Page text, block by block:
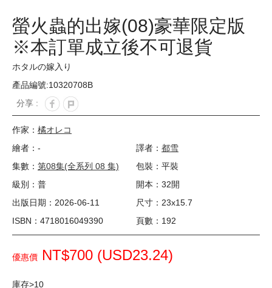
螢火蟲的出嫁(08)豪華限定版
※本訂單成立後不可退貨
ホタルの嫁入り
產品編號:10320708B
分享 :
作家： 橘オレコ
繪者：-
譯者： 都雪
集數： 第08集(全系列 08 集)
包裝：平裝
級別：普
開本：32開
出版日期：2026-06-11
尺寸：23x15.7
ISBN：4718016049390
頁數：192
優惠價 NT$700 (USD23.24)
庫存>10